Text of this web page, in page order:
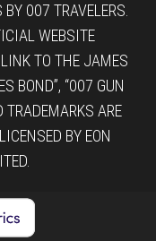
007 TRAVELERS.
WEBSITE
TO THE JAMES
BOND”, “007 GUN
TRADEMARKS ARE
BY EON